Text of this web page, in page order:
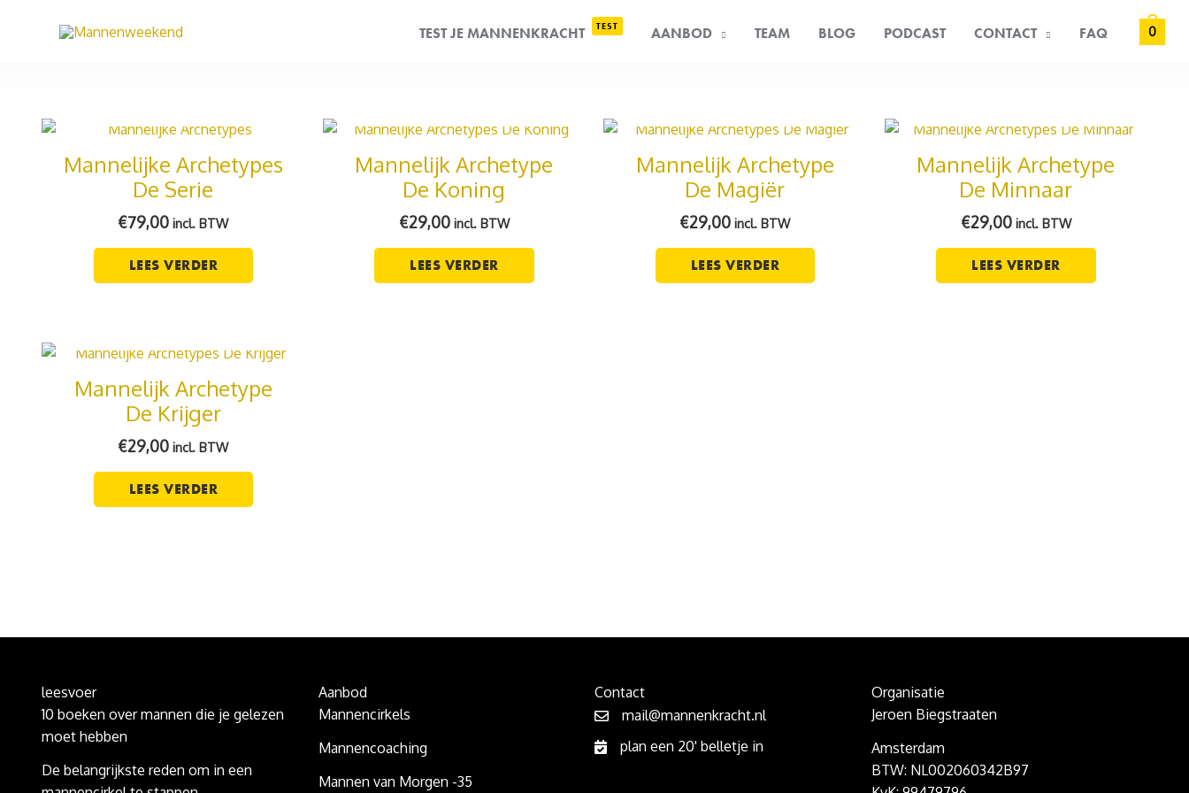
TEST JE MANNENKRACHT TEST AANBOD TEAM BLOG PODCAST CONTACT FAQ 0
Mannelijke Archetypes
De Serie
€79,00 incl. BTW
LEES VERDER
Mannelijk Archetype
De Koning
€29,00 incl. BTW
LEES VERDER
Mannelijk Archetype
De Magiër
€29,00 incl. BTW
LEES VERDER
Mannelijk Archetype
De Minnaar
€29,00 incl. BTW
LEES VERDER
Mannelijk Archetype
De Krijger
€29,00 incl. BTW
LEES VERDER
leesvoer
10 boeken over mannen die je gelezen
moet hebben
De belangrijkste reden om in een
Aanbod
Mannencirkels
Mannencoaching
Mannen van Morgen -35
Contact
mail@mannenkracht.nl
plan een 20' belletje in
Organisatie
Jeroen Biegstraaten
Amsterdam
BTW: NL002060342B97